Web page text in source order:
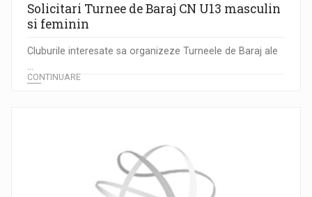
Solicitari Turnee de Baraj CN U13 masculin
si feminin
Cluburile interesate sa organizeze Turneele de Baraj ale
CONTINUARE